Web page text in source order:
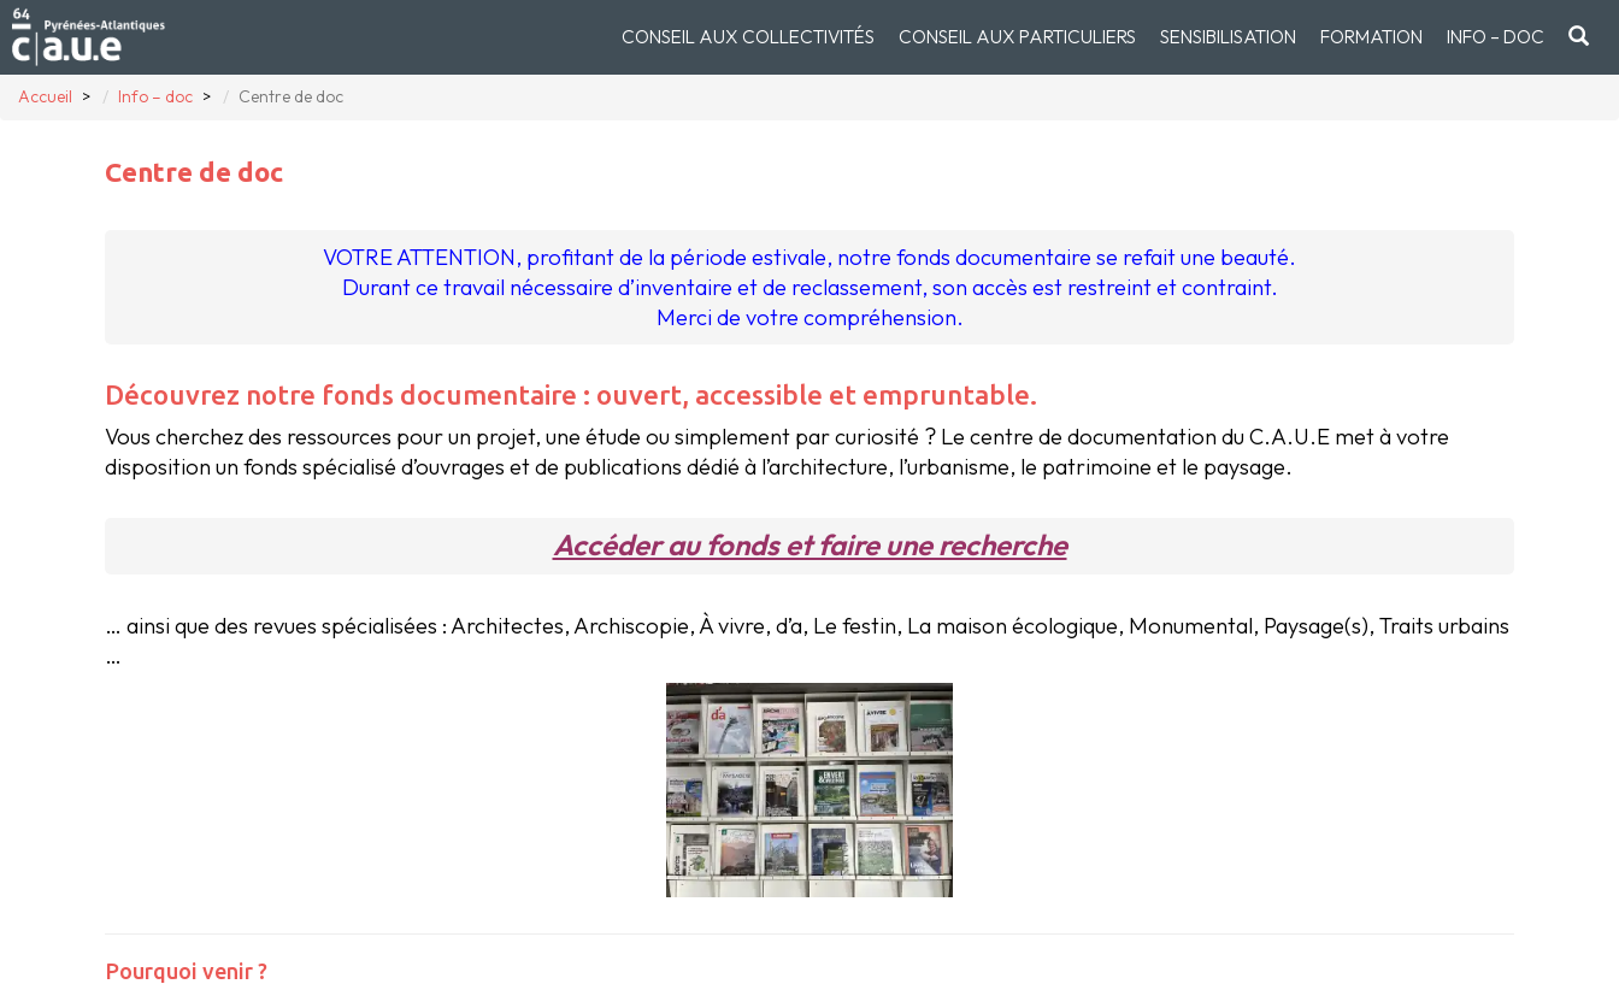
CONSEIL AUX COLLECTIVITÉS CONSEIL AUX PARTICULIERS SENSIBILISATION FORMATION INFO – DOC
Accueil Info – doc Centre de doc
Centre de doc
VOTRE ATTENTION, profitant de la période estivale, notre fonds documentaire se refait une beauté.
Durant ce travail nécessaire d’inventaire et de reclassement, son accès est restreint et contraint.
Merci de votre compréhension.
Découvrez notre fonds documentaire : ouvert, accessible et empruntable.
Vous cherchez des ressources pour un projet, une étude ou simplement par curiosité ? Le centre de documentation du C.A.U.E met à votre
disposition un fonds spécialisé d’ouvrages et de publications dédié à l’architecture, l’urbanisme, le patrimoine et le paysage.
Accéder au fonds et faire une recherche
… ainsi que des revues spécialisées : Architectes, Archiscopie, À vivre, d’a, Le festin, La maison écologique, Monumental, Paysage(s), Traits urbains
…
Pourquoi venir ?